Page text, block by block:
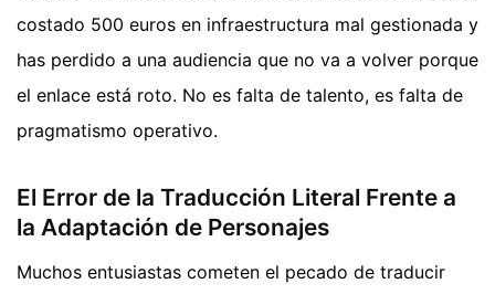
costado 500 euros en infraestructura mal gestionada y
has perdido a una audiencia que no va a volver porque
el enlace está roto. No es falta de talento, es falta de
pragmatismo operativo.
El Error de la Traducción Literal Frente a
la Adaptación de Personajes
Muchos entusiastas cometen el pecado de traducir